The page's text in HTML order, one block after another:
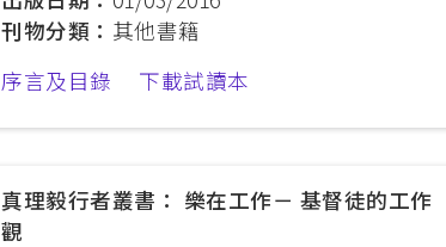
刊物分類： 其他書籍
序言及目錄
下載試讀本
真理毅行者叢書： 樂在工作－ 基督徒的工作
觀